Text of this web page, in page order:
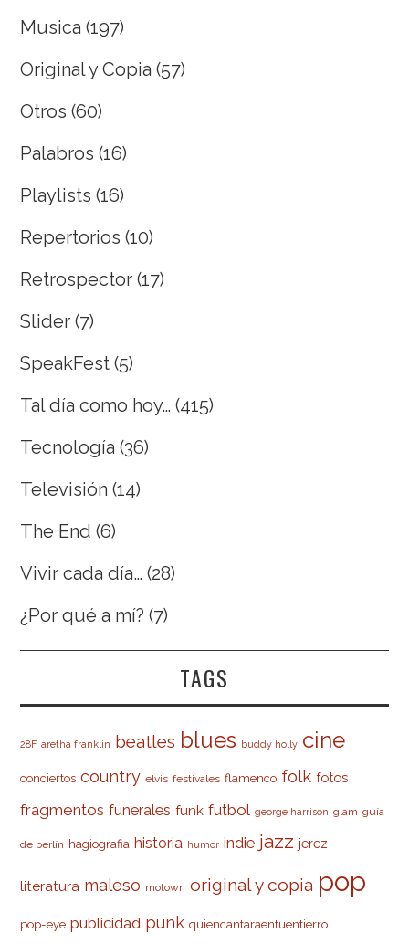
Musica (197)
Original y Copia (57)
Otros (60)
Palabros (16)
Playlists (16)
Repertorios (10)
Retrospector (17)
Slider (7)
SpeakFest (5)
Tal día como hoy… (415)
Tecnología (36)
Televisión (14)
The End (6)
Vivir cada día… (28)
¿Por qué a mí? (7)
TAGS
28F aretha franklin beatles blues buddy holly cine
conciertos country elvis festivales flamenco folk fotos
fragmentos funerales funk futbol george harrison glam guía
de berlín hagiografia historia humor indie jazz jerez
literatura maleso motown original y copia pop
pop-eye publicidad punk quiencantaraentuentierro